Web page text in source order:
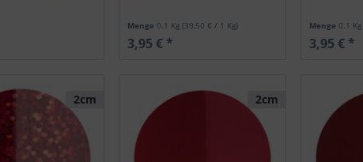
Menge 0.1 Kg(39,50 € / 1 Kg)
3,95 € *
Menge 0.1 Kg
3,95 € *
2cm 2cm